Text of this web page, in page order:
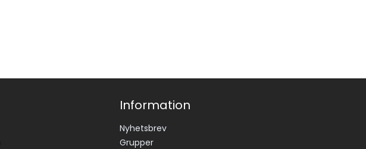
Information
Nyhetsbrev
Grupper